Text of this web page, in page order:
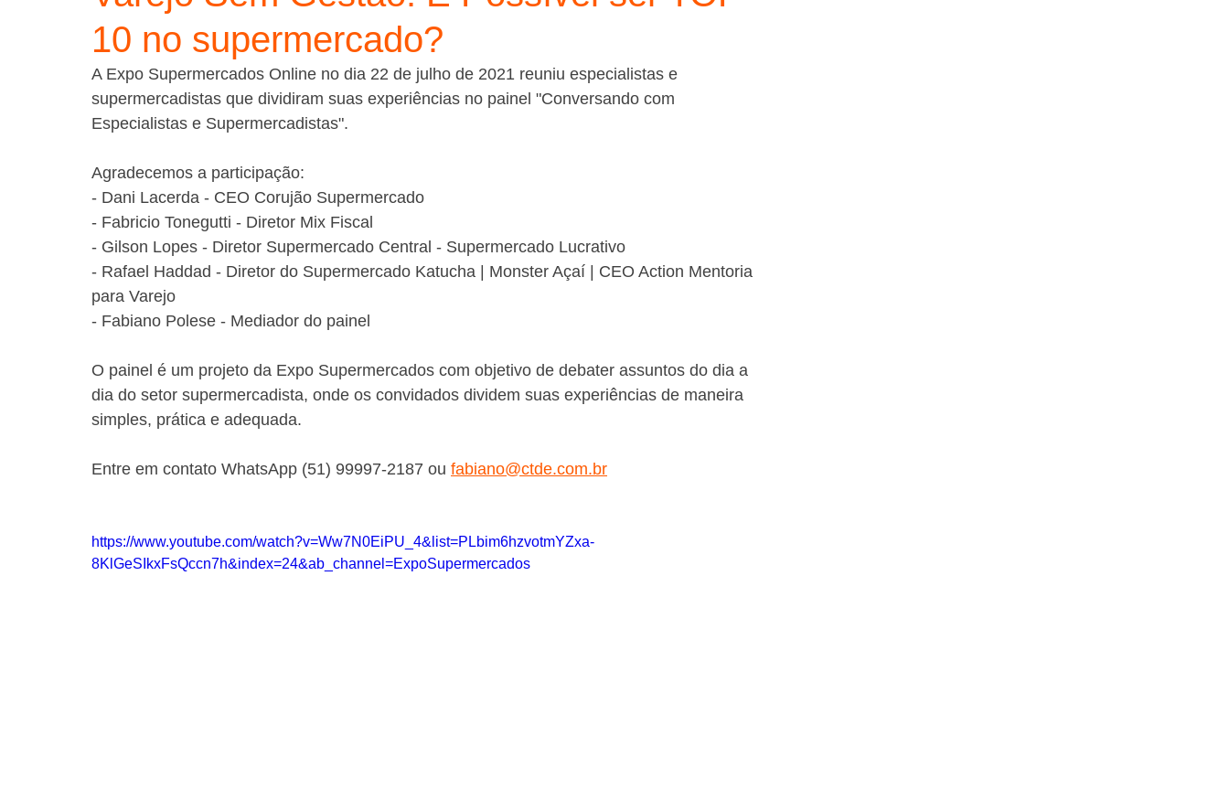
10 no supermercado?
A Expo Supermercados Online no dia 22 de julho de 2021 reuniu especialistas e
supermercadistas que dividiram suas experiências no painel "Conversando com
Especialistas e Supermercadistas".
Agradecemos a participação:
- Dani Lacerda - CEO Corujão Supermercado
- Fabricio Tonegutti - Diretor Mix Fiscal
- Gilson Lopes - Diretor Supermercado Central - Supermercado Lucrativo
- Rafael Haddad - Diretor do Supermercado Katucha | Monster Açaí | CEO Action Mentoria
para Varejo
- Fabiano Polese - Mediador do painel
O painel é um projeto da Expo Supermercados com objetivo de debater assuntos do dia a
dia do setor supermercadista, onde os convidados dividem suas experiências de maneira
simples, prática e adequada.
Entre em contato WhatsApp (51) 99997-2187 ou fabiano@ctde.com.br
https://www.youtube.com/watch?v=Ww7N0EiPU_4&list=PLbim6hzvotmYZxa-
8KlGeSIkxFsQccn7h&index=24&ab_channel=ExpoSupermercados